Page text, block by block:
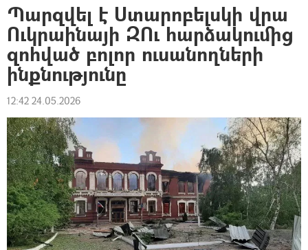
Պարզվել է Ստարոբելսկի վրա
Ուկրաինայի ԶՈւ հարձակումից
զոհված բոլոր ուսանողների
ինքնությունը
12:42 24.05.2026